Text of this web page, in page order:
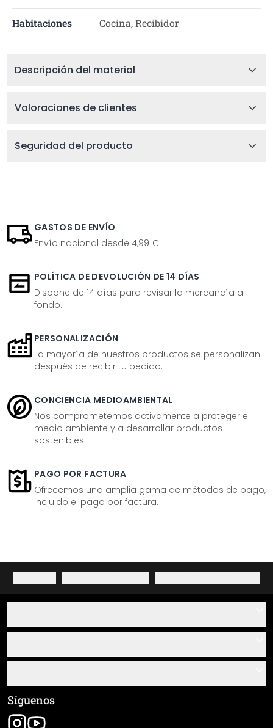
Habitaciones Cocina, Recibidor
Descripción del material
Valoraciones de clientes
Seguridad del producto
GASTOS DE ENVÍO
Envío nacional desde 4,99 €.
POLÍTICA DE DEVOLUCIÓN DE 14 DÍAS
Dispone de 14 días para revisar la mercancía a
fondo.
PERSONALIZACIÓN
La mayoría de nuestros productos se personalizan
después de recibir tu pedido.
CONCIENCIA MEDIOAMBIENTAL
Nos comprometemos activamente a proteger el
medio ambiente y a desarrollar productos
sostenibles.
PAGO POR FACTURA
Ofrecemos una amplia gama de métodos de pago,
incluido el pago por factura.
· ·
Sobre nosotros
Resumen de materiales
Seguimiento de envío
Términos y condiciones generales (CGC)
Aviso legal
Síguenos